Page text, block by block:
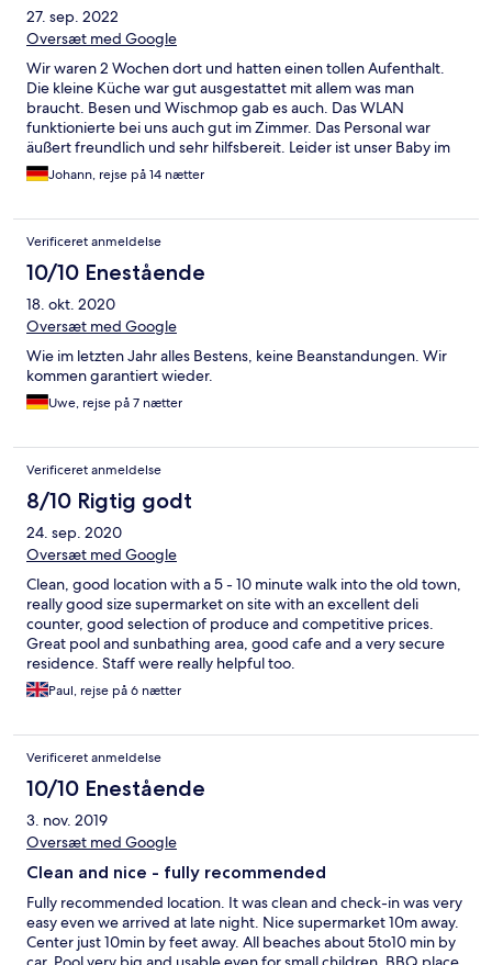
27. sep. 2022
Oversæt med Google
Wir waren 2 Wochen dort und hatten einen tollen Aufenthalt.
Die kleine Küche war gut ausgestattet mit allem was man
braucht. Besen und Wischmop gab es auch. Das WLAN
funktionierte bei uns auch gut im Zimmer. Das Personal war
äußert freundlich und sehr hilfsbereit. Leider ist unser Baby im
Urlaub erkrankt , aber das Personal hat sich drum gekümmert
das ein Arzt zu uns gekommen ist. Die poolanlage war auch sehr
ums Eck und ins Zentrum waren es auch nur paar Minuten zu
Fuß. Die Strände sind innerhalb von 5-15 Minuten mit dem Auto
erreichbar. Das einzige was uns nicht gefallen hat, war das die
Zimmer sehr hellhörig waren. Man konnte die Nachbarn hören
wenn sie die Stühle verschoben oder laut geredet haben.
Johann, rejse på 14 nætter
Verificeret anmeldelse
10/10 Enestående
18. okt. 2020
Oversæt med Google
Wie im letzten Jahr alles Bestens, keine Beanstandungen. Wir
kommen garantiert wieder.
Uwe, rejse på 7 nætter
Verificeret anmeldelse
8/10 Rigtig godt
24. sep. 2020
Oversæt med Google
Clean, good location with a 5 - 10 minute walk into the old town,
really good size supermarket on site with an excellent deli
counter, good selection of produce and competitive prices.
Great pool and sunbathing area, good cafe and a very secure
residence. Staff were really helpful too.
Paul, rejse på 6 nætter
Verificeret anmeldelse
10/10 Enestående
3. nov. 2019
Oversæt med Google
Clean and nice - fully recommended
Fully recommended location. It was clean and check-in was very
easy even we arrived at late night. Nice supermarket 10m away.
Center just 10min by feet away. All beaches about 5to10 min by